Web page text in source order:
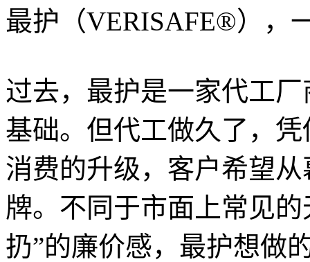
最护（VERISAFE®），
过去，最护是一家代工
基础。但代工做久了，
消费的升级，客户希望
牌。不同于市面上常见
扔”的廉价感，最护想做